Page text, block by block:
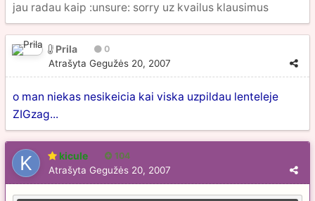
jau radau kaip :unsure: sorry uz kvailus klausimus
Prila 0
Atrašyta Gegužės 20, 2007
o man niekas nesikeicia kai viska uzpildau lenteleje
ZIGzag...
kicule 104
Atrašyta Gegužės 20, 2007